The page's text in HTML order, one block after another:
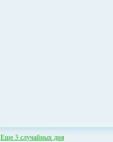
Еще 3 случайных дня